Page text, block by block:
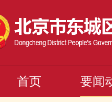
首页 要闻